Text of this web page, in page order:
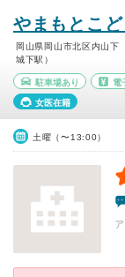
やまもとこ
岡山県岡山市北区内山下
城下駅）
駐車場あり 電
女医在籍
土曜（〜13:00）